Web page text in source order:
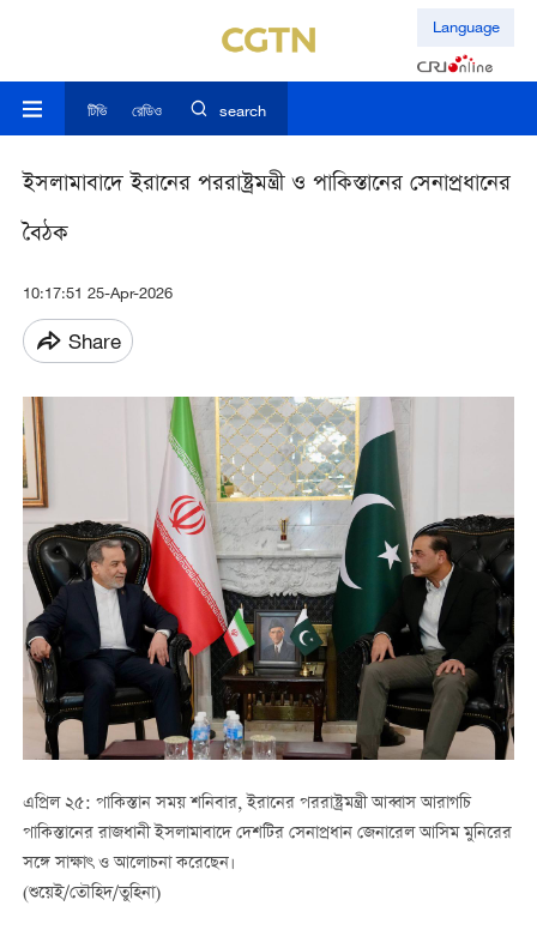
Language
টিভি রেডিও search
ইসলামাবাদে ইরানের পররাষ্ট্রমন্ত্রী ও পাকিস্তানের সেনাপ্রধানের
বৈঠক
10:17:51 25-Apr-2026
Share
এপ্রিল ২৫: পাকিস্তান সময় শনিবার, ইরানের পররাষ্ট্রমন্ত্রী আব্বাস আরাগচি
পাকিস্তানের রাজধানী ইসলামাবাদে দেশটির সেনাপ্রধান জেনারেল আসিম মুনিরের
সঙ্গে সাক্ষাৎ ও আলোচনা করেছেন।
(শুয়েই/তৌহিদ/তুহিনা)